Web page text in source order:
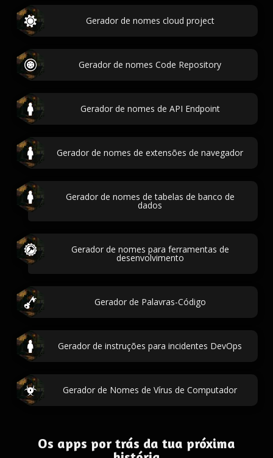
Gerador de nomes cloud project
Gerador de nomes Code Repository
Gerador de nomes de API Endpoint
Gerador de nomes de extensões de navegador
Gerador de nomes de tabelas de banco de
dados
Gerador de nomes para ferramentas de
desenvolvimento
Gerador de Palavras-Código
Gerador de instruções para incidentes DevOps
Gerador de Nomes de Vírus de Computador
Os apps por trás da tua próxima